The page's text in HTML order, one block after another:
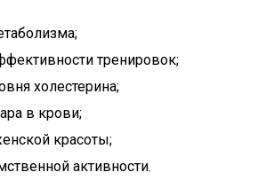
тренировок;
холестерина;
в крови;
красоты;
активности.